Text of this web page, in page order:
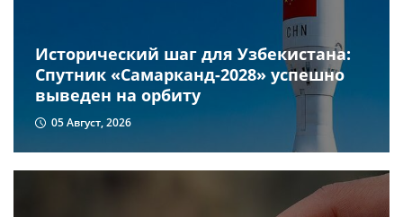
Исторический шаг для Узбекистана:
Спутник «Самарканд-2028» успешно
выведен на орбиту
05 Август, 2026